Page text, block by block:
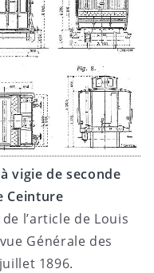
vigie de seconde
Ceinture
l’article de Louis
Générale des
1896.